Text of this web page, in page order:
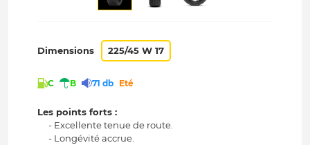
Dimensions 225/45 W 17
C B 71 db Eté
Les points forts :
- Excellente tenue de route.
- Longévité accrue.